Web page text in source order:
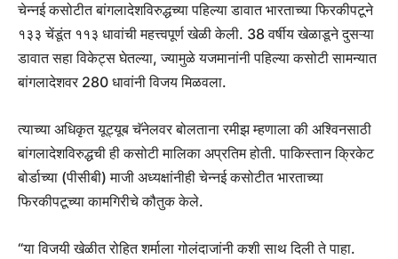
चेन्नई कसोटीत बांगलादेशविरुद्धच्या पहिल्या डावात भारताच्या फिरकीपटूने
१३३ चेंडूंत ११३ धावांची महत्त्वपूर्ण खेळी केली. 38 वर्षीय खेळाडूने दुसऱ्या
डावात सहा विकेट्स घेतल्या, ज्यामुळे यजमानांनी पहिल्या कसोटी सामन्यात
बांगलादेशवर 280 धावांनी विजय मिळवला.
त्याच्या अधिकृत यूट्यूब चॅनेलवर बोलताना रमीझ म्हणाला की अश्विनसाठी
बांगलादेशविरुद्धची ही कसोटी मालिका अप्रतिम होती. पाकिस्तान क्रिकेट
बोर्डाच्या (पीसीबी) माजी अध्यक्षांनीही चेन्नई कसोटीत भारताच्या
फिरकीपटूच्या कामगिरीचे कौतुक केले.
“या विजयी खेळीत रोहित शर्माला गोलंदाजांनी कशी साथ दिली ते पाहा.